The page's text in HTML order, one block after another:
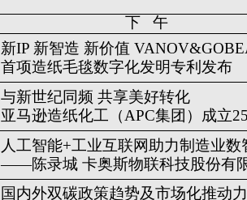
下 午
新IP 新智造 新价值
首项造纸毛毯数字化发明专利发布
与新世纪同频 共享美好
亚马逊造纸化工（APC集团）成立
人工智能+工业互联网助力制造业数
——陈录城 卡奥斯物联科技股份有
国内外双碳政策趋势及市场化推动力